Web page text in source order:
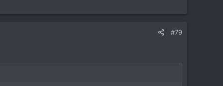
#79